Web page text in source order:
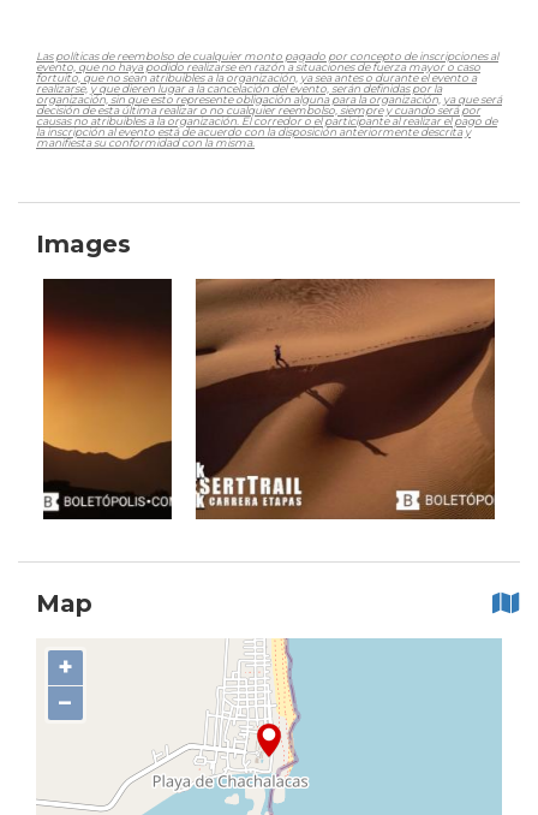
Las políticas de reembolso de cualquier monto pagado por concepto de inscripciones al
evento, que no haya podido realizarse en razón a situaciones de fuerza mayor o caso
fortuito, que no sean atribuibles a la organización, ya sea antes o durante el evento a
realizarse, y que dieren lugar a la cancelación del evento, serán definidas por la
organización, sin que esto represente obligación alguna para la organización, ya que será
decisión de esta última realizar o no cualquier reembolso, siempre y cuando será por
causas no atribuibles a la organización. El corredor o el participante al realizar el pago de
la inscripción al evento está de acuerdo con la disposición anteriormente descrita y
manifiesta su conformidad con la misma.
Images
Map
+
−